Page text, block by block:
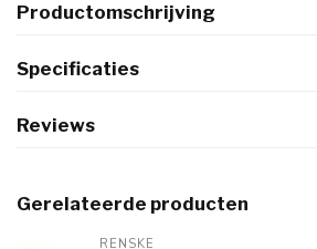
Productomschrijving
Specificaties
Reviews
Gerelateerde producten
RENSKE